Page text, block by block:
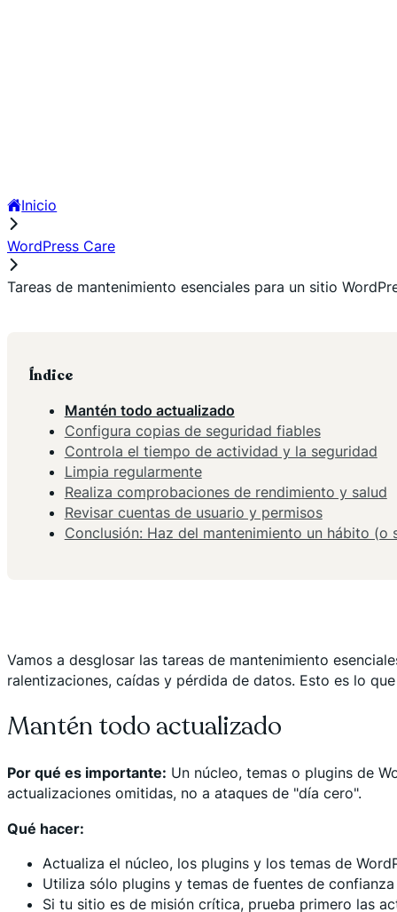
Inicio
WordPress Care
Tareas de mantenimiento esenciales para un sitio
Vamos a desglosar las tareas de mantenimiento
ralentizaciones, caídas y pérdida de datos. Esto es lo
Mantén todo actualizado
Por qué es importante: Un núcleo, temas o plugins de
actualizaciones omitidas, no a ataques de "día cero".
Qué hacer:
Actualiza el núcleo, los plugins y los temas de
Utiliza sólo plugins y temas de fuentes de
Si tu sitio es de misión crítica, prueba primero las
Índice
Mantén todo actualizado
Configura copias de seguridad fiables
Controla el tiempo de actividad y la seguridad
Limpia regularmente
Realiza comprobaciones de rendimiento y salud
Revisar cuentas de usuario y permisos
Conclusión: Haz del mantenimiento un hábito (o